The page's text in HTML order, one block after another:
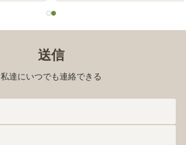
送信
私達にいつでも連絡できる